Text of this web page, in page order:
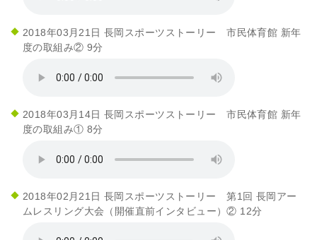
2018年03月21日 長岡スポーツストーリー 市民体育館 新年
度の取組み② 9分
2018年03月14日 長岡スポーツストーリー 市民体育館 新年
度の取組み① 8分
2018年02月21日 長岡スポーツストーリー 第1回 長岡アー
ムレスリング大会（開催直前インタビュー）② 12分